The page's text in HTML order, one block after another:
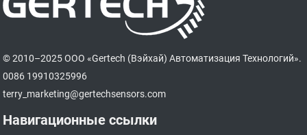
© 2010–2025 ООО «Gertech (Вэйхай) Автоматизация Технологий».
0086 19910325996
terry_marketing@gertechsensors.com
Навигационные ссылки